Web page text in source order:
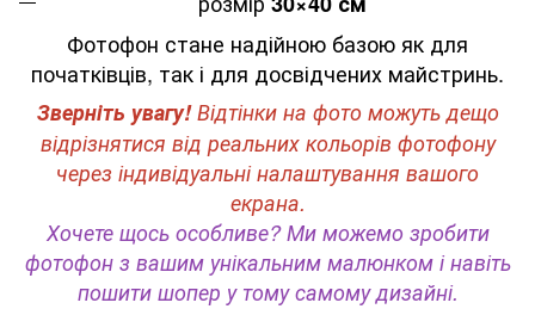
Фотофон стане надійною базою як для
початківців, так і для досвідчених майстринь.
Зверніть увагу!Відтінки на фото можуть дещо
відрізнятися від реальних кольорів фотофону
через індивідуальні налаштування вашого
екрана.
Хочете щось особливе? Ми можемо зробити
фотофон з вашим унікальним малюнком і навіть
пошити шопер у тому самому дизайні.